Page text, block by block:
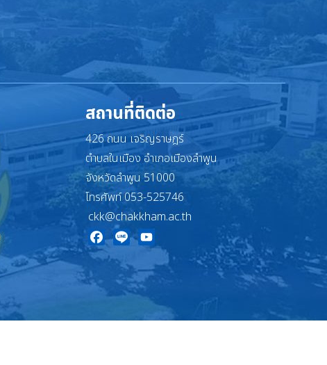
สถานที่ติดต่อ
426 ถนน เจริญราษฎร์
ตำบลในเมือง อำเภอเมืองลำพูน
จังหวัดลำพูน 51000
โทรศัพท์ 053-525746
ckk@chakkham.ac.th
Facebook YouTube